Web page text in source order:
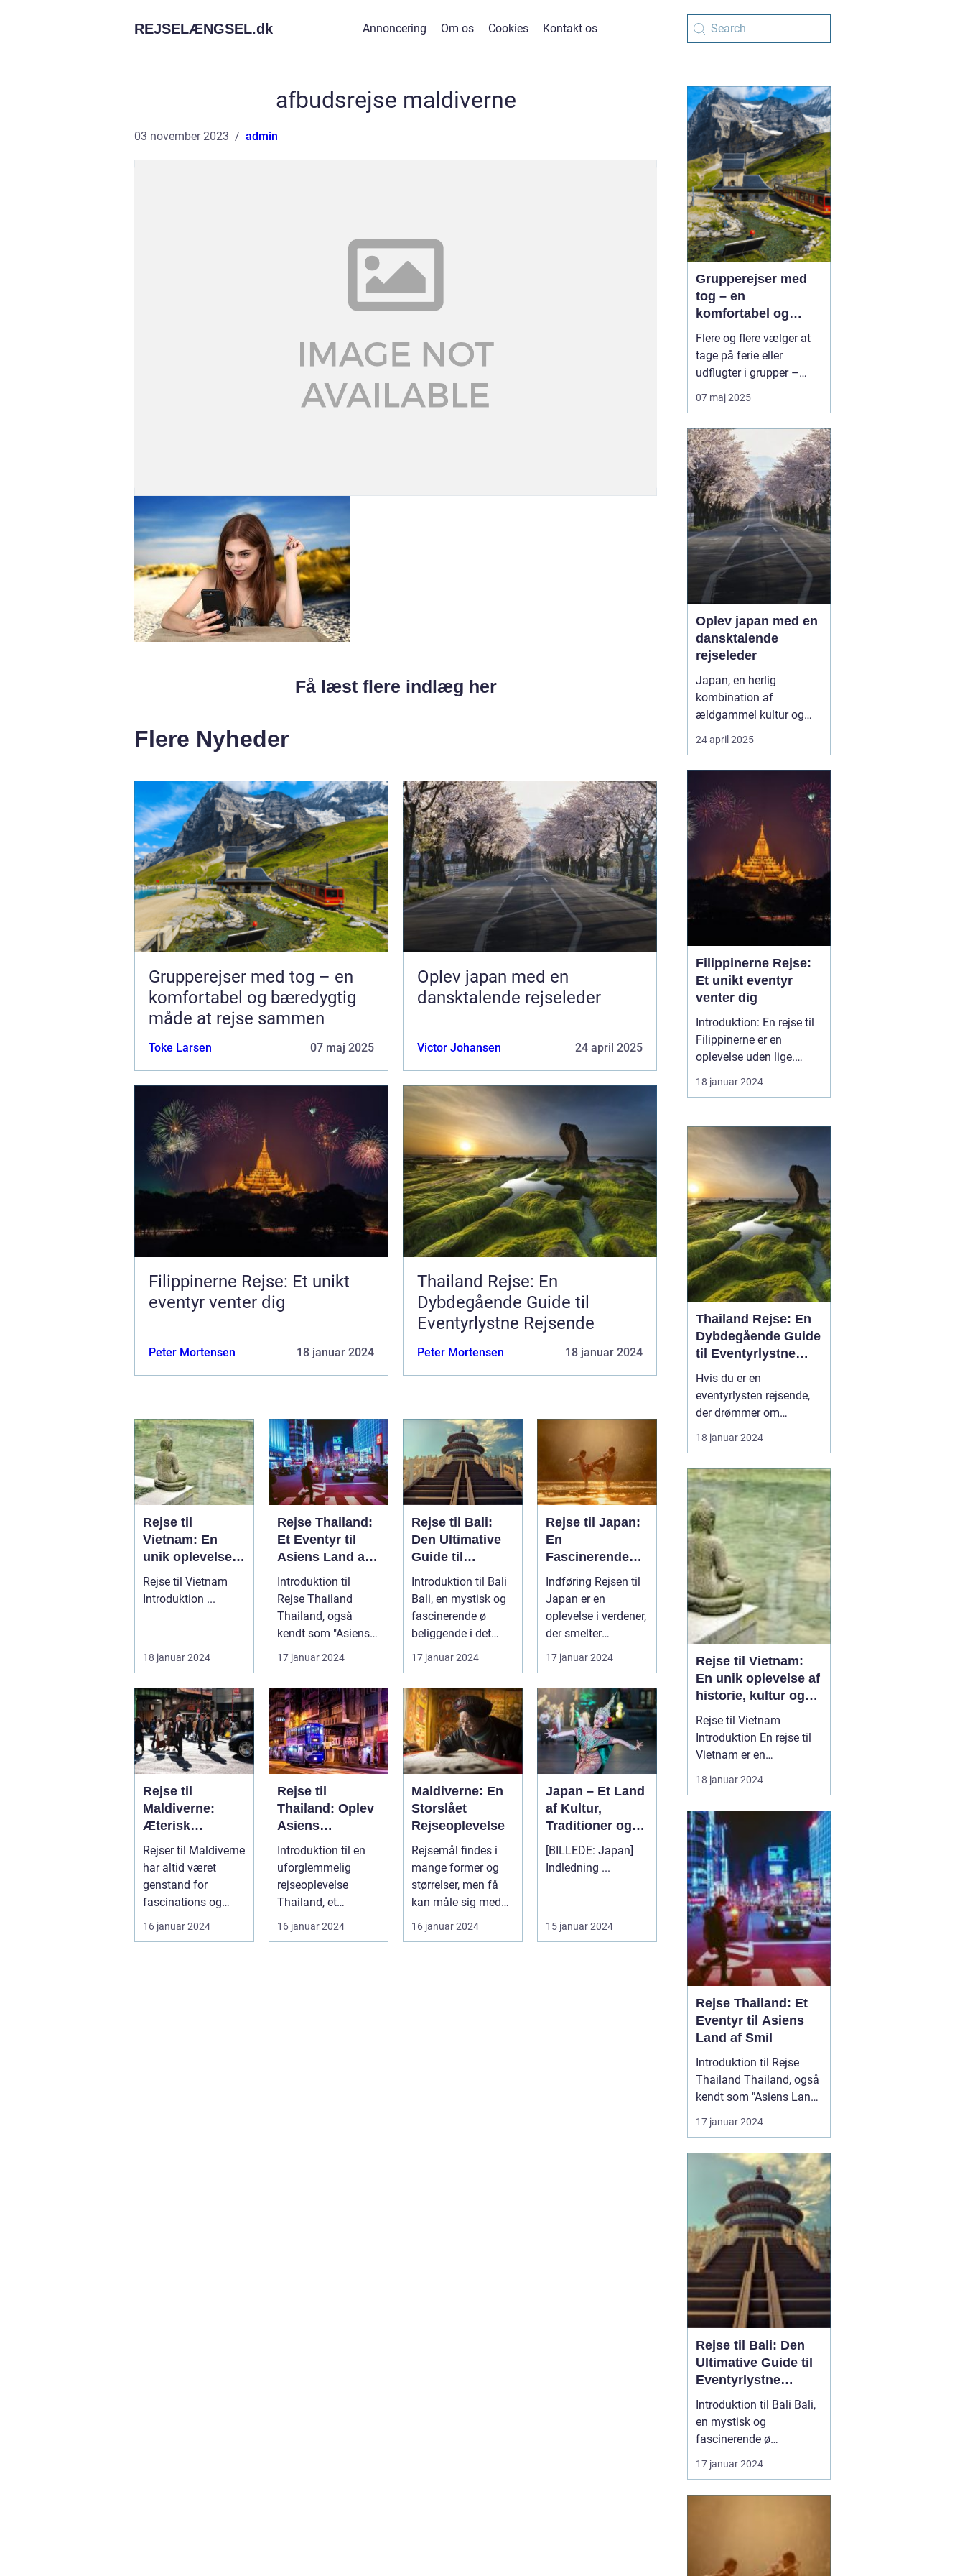
REJSELÆNGSEL.dk Annoncering Om os Cookies Kontakt os
afbudsrejse maldiverne
03 november 2023 admin
Få læst flere indlæg her
Flere Nyheder
Grupperejser med tog – en
komfortabel og bæredygtig
måde at rejse sammen
Toke Larsen 07 maj 2025
Oplev japan med en
dansktalende rejseleder
Victor Johansen 24 april 2025
Filippinerne Rejse: Et unikt
eventyr venter dig
Peter Mortensen 18 januar 2024
Thailand Rejse: En
Dybdegående Guide til
Eventyrlystne Rejsende
Peter Mortensen 18 januar 2024
Rejse til
Vietnam: En
unik oplevelse
af historie,
kultur og
Rejse til Vietnam
Introduktion ...
18 januar 2024
Rejse Thailand:
Et Eventyr til
Asiens Land af
Smil
Introduktion til
Rejse Thailand
Thailand, også
kendt som "Asiens
Land af Smil," er en
destination m...
17 januar 2024
Rejse til Bali:
Den Ultimative
Guide til
Eventyrlystne
Rejsende
Introduktion til Bali
Bali, en mystisk og
fascinerende ø
beliggende i det
smukke Indonesien,
har læ...
17 januar 2024
Rejse til Japan:
En
Fascinerende
Dykkertur ind i
det Kejserlige
Øst
Indføring Rejsen til
Japan er en
oplevelse i verdener,
der smelter
sammen: fra det
traditionelle ti...
17 januar 2024
Rejse til
Maldiverne:
Æterisk
skønhed og
eventyrlystens
paradis
Rejser til Maldiverne
har altid været
genstand for
fascinations og
beundring. Med sin
betagende natu...
16 januar 2024
Rejse til
Thailand: Oplev
Asiens
Smukkeste
Rejsemål
Introduktion til en
uforglemmelig
rejseoplevelse
Thailand, et
eksotisk land med
sine smukke
16 januar 2024
Maldiverne: En
Storslået
Rejseoplevelse
Rejsemål findes i
mange former og
størrelser, men få
kan måle sig med
den naturlige
skønhed og unikk...
16 januar 2024
Japan – Et Land
af Kultur,
Traditioner og
Moderne
Vidundere
[BILLEDE: Japan]
Indledning ...
15 januar 2024
Grupperejser med
tog – en
komfortabel og
bæredygtig måde at
rejse sammen
Flere og flere vælger at
tage på ferie eller
udflugter i grupper –
hvad enten det er
familier, vennegrupper,
foreninger. Når rejsen
skal være både praktisk,
komfortabel og
miljøven...
07 maj 2025
Oplev japan med en
dansktalende
rejseleder
Japan, en herlig
kombination af
ældgammel kultur og
moderne innovation, er
en destination, der
hele verden. For danske
rejsende bliver
oplevelsen ekstra unik,
når de har en rejseleder,
der taler deres eget
sprog. ...
24 april 2025
Filippinerne Rejse:
Et unikt eventyr
venter dig
Introduktion: En rejse til
Filippinerne er en
oplevelse uden lige.
Dette sydøstasiatiske
paradis, der består af
byder på en overflod af
kulturelle, naturlige og
historiske skatte, der er
dybt forankrede i hjertet
af landet. Uan...
18 januar 2024
Thailand Rejse: En
Dybdegående Guide
til Eventyrlystne
Rejsende
Hvis du er en
eventyrlysten rejsende,
der drømmer om
eksotiske destinationer,
er en Thailand-rejse et
sin enestående blanding
af naturskønhed,
kulturarv og venlige
lokalbefolkning er
Thailand blevet et
populært rejsemål for
tur...
18 januar 2024
Rejse til Vietnam:
En unik oplevelse af
historie, kultur og
naturskønhed
Rejse til Vietnam
Introduktion En rejse til
Vietnam er en
uforglemmelig oplevelse,
der ...
18 januar 2024
Rejse Thailand: Et
Eventyr til Asiens
Land af Smil
Introduktion til Rejse
Thailand Thailand, også
kendt som "Asiens Land
af Smil," er en
destination med en rig
naturlandskaber og
spændende eventyr. Lige
fra de berømte strande i
syd til de historiske
templer i nord, er det et
land f...
17 januar 2024
Rejse til Bali: Den
Ultimative Guide til
Eventyrlystne
Rejsende
Introduktion til Bali Bali,
en mystisk og
fascinerende ø
beliggende i det smukke
Indonesien, har længe
betagende
17 januar 2024